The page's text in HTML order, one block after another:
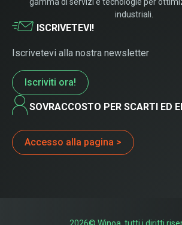
industriali.
ISCRIVETEVI!
Iscrivetevi alla nostra newsletter
Iscriviti ora!
SOVRACCOSTO PER SCARTI ED
Accesso alla pagina >